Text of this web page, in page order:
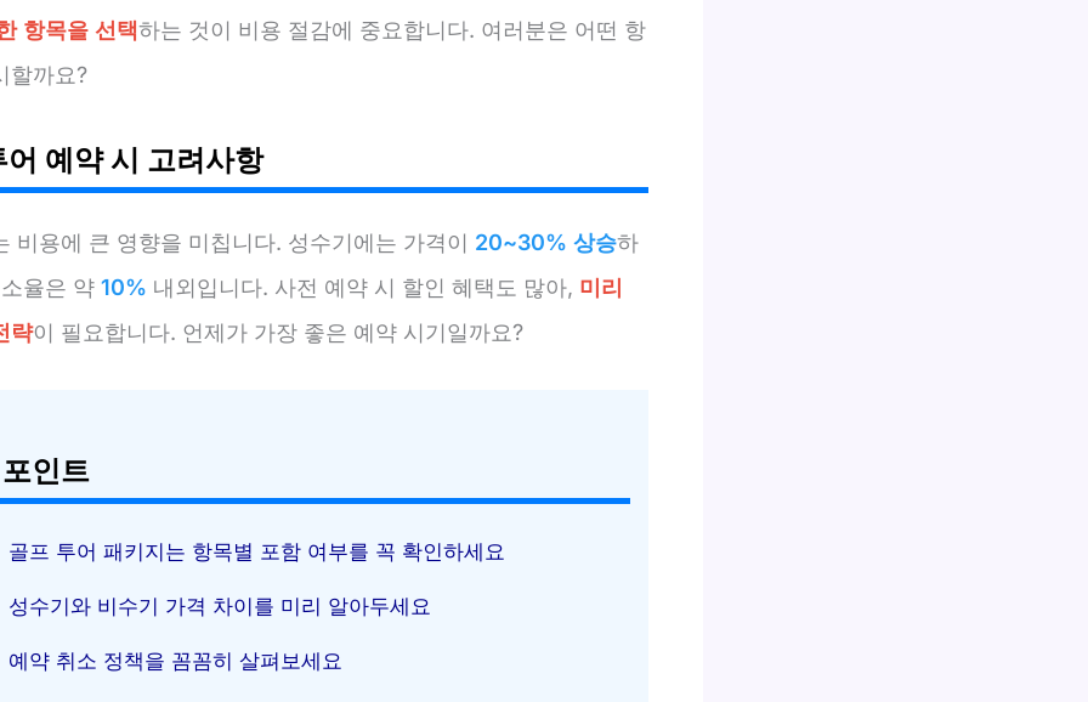
항목을 선택하는 것이 비용 절감에 중요합니다. 여러분은 어떤 항
할까요?
어 예약 시 고려사항
비용에 큰 영향을 미칩니다. 성수기에는 가격이 20~30% 상승하
율은 약 10% 내외입니다. 사전 예약 시 할인 혜택도 많아, 미리
략이 필요합니다. 언제가 가장 좋은 예약 시기일까요?
인트
골프 투어 패키지는 항목별 포함 여부를 꼭 확인하세요
성수기와 비수기 가격 차이를 미리 알아두세요
예약 취소 정책을 꼼꼼히 살펴보세요